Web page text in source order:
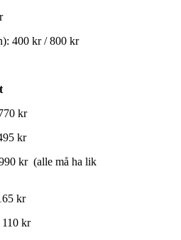
400 kr / 800 kr
kr
kr
kr (alle må ha lik
kr
kr